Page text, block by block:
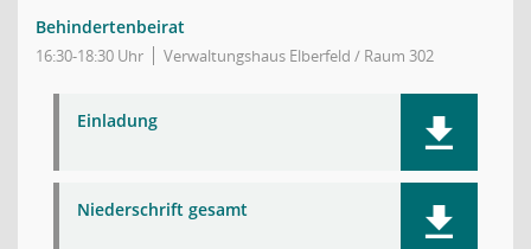
Behindertenbeirat
16:30-18:30 Uhr Verwaltungshaus Elberfeld / Raum 302
Einladung
Niederschrift gesamt